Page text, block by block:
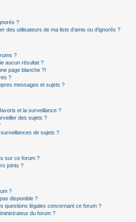
?
des utilisateurs de ma liste d’amis ou d’ignorés ?
?
aucun résultat ?
page blanche ?!
?
messages et sujets ?
et la surveillance ?
des sujets ?
de sujets ?
sur ce forum ?
joints ?
?
disponible ?
questions légales concernant ce forum ?
du forum ?